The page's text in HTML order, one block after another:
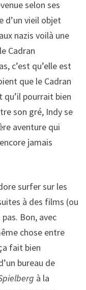
selon ses
d’un vieil objet
nazis voilà une
Cadran
c’est qu’elle est
que le Cadran
pourrait bien
son gré, Indy se
aventure qui
jamais
surfer sur les
à des films (ou
Bon, avec
chose entre
fait bien
bureau de
à la